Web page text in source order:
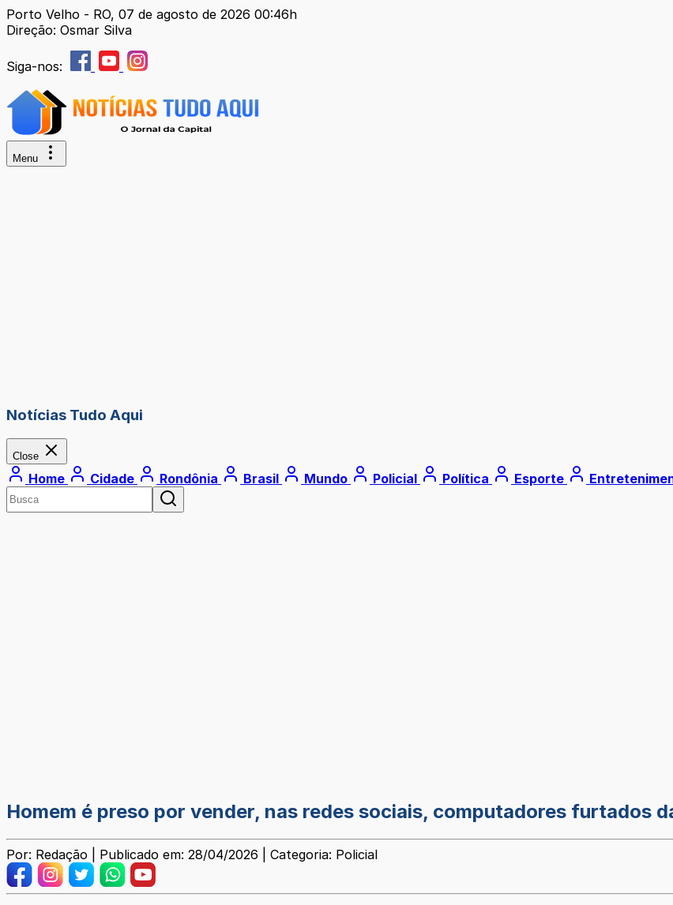
Porto Velho - RO, 07 de agosto de 2026 00:46h
Direção: Osmar Silva
Siga-nos:
Menu
Notícias Tudo Aqui
Close
Home Cidade Rondônia Brasil Mundo Policial Política Esporte
Homem é preso por vender, nas redes sociais, computadores furtados
Por: Redação | Publicado em: 28/04/2026 | Categoria: Policial